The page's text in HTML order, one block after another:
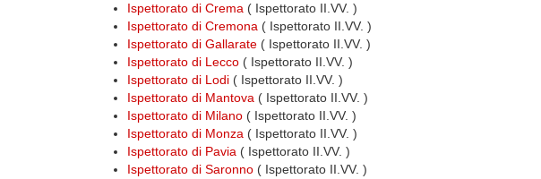
Ispettorato di Crema ( Ispettorato II.VV. )
Ispettorato di Cremona ( Ispettorato II.VV. )
Ispettorato di Gallarate ( Ispettorato II.VV. )
Ispettorato di Lecco ( Ispettorato II.VV. )
Ispettorato di Lodi ( Ispettorato II.VV. )
Ispettorato di Mantova ( Ispettorato II.VV. )
Ispettorato di Milano ( Ispettorato II.VV. )
Ispettorato di Monza ( Ispettorato II.VV. )
Ispettorato di Pavia ( Ispettorato II.VV. )
Ispettorato di Saronno ( Ispettorato II.VV. )